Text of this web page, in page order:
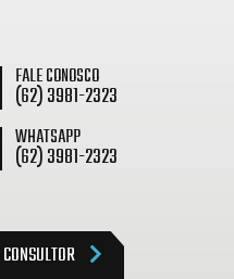
FALE CONOSCO
(62) 3981-2323
WHATSAPP
(62) 3981-2323
CONSULTOR